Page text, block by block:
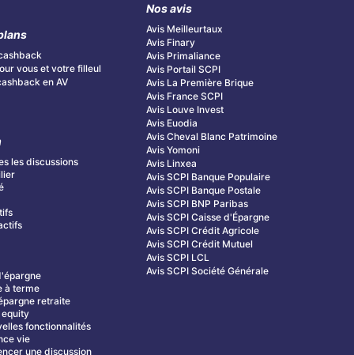
vous et votre filleul
en AV
les discussions
à terme
retraite
fonctionnalités
vie
une discussion
Nos avis
Avis Meilleurtaux
Avis Finary
Avis Primaliance
Avis Portail SCPI
Avis La Première Brique
Avis France SCPI
Avis Louve Invest
Avis Euodia
Avis Cheval Blanc Patrimoine
Avis Yomoni
Avis Linxea
Avis SCPI Banque Populaire
Avis SCPI Banque Postale
Avis SCPI BNP Paribas
Avis SCPI Caisse d'Épargne
Avis SCPI Crédit Agricole
Avis SCPI Crédit Mutuel
Avis SCPI LCL
Avis SCPI Société Générale